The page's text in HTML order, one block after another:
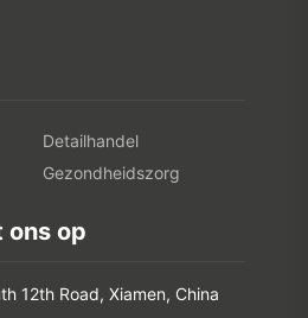
Detailhandel
Gezondheidszorg
ons op
12th Road, Xiamen, China